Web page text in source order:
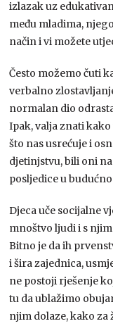
izlazak uz
među mladima,
način i vi možete
Često možemo čuti
verbalno
normalan dio
Ipak, valja znati
što nas usrećuje i
djetinjstvu, bili oni
posljedice u
Djeca uče socijalne
mnoštvo ljudi i s
Bitno je da ih
i šira zajednica,
ne postoji rješenje
tu da ublažimo
njim dolaze, kako za